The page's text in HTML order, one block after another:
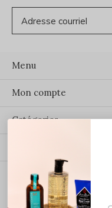
Menu
Mon compte
Catégories
ÉCRIVEZ-NOUS